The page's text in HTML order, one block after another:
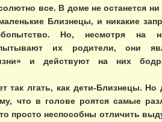
все. В доме не останется ни
Близнецы, и никакие
Но, несмотря на
их родители, они
и действуют на них
так лгать, как дети-Близнецы. Но
что в голове роятся самые
просто неспособны отличить